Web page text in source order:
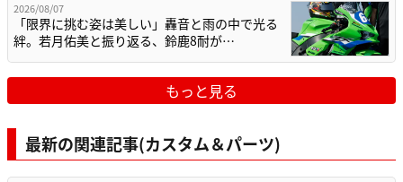
2026/08/07
「限界に挑む姿は美しい」轟音と雨の中で光る
絆。若月佑美と振り返る、鈴鹿8耐が…
もっと見る
最新の関連記事(カスタム＆パーツ)